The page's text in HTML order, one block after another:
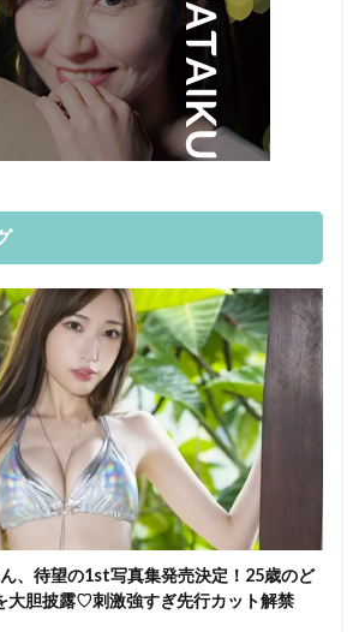
、待望の1st写真集発売決定！25歳のど
大胆披露♡刺激強すぎ先行カット解禁